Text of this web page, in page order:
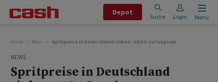
Depot
Suche Login Menu
Home News Spritpreise in Deutschland sinken - ADAC: zu langsam
NEWS
Spritpreise in Deutschland